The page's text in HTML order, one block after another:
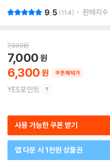
9.5 114 판매지수
7,000원
6,300
7,000
쿠폰혜택가
YES포인트
사용 가능한 쿠폰 받기
앱 다운 시 1천원 상품권